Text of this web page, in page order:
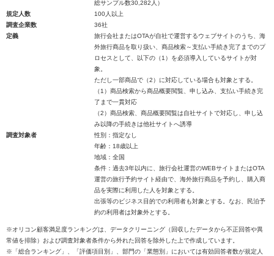
総サンプル数30,282人）
規定人数
100人以上
調査企業数
36社
定義
旅行会社またはOTAが自社で運営するウェブサイトのうち、海
外旅行商品を取り扱い、商品検索～支払い手続き完了までのプ
ロセスとして、以下の（1）を必須導入しているサイトが対
象。
ただし一部商品で（2）に対応している場合も対象とする。
（1）商品検索から商品概要閲覧、申し込み、支払い手続き完
了まで一貫対応
（2）商品検索、商品概要閲覧は自社サイトで対応し、申し込
み以降の手続きは他社サイトへ誘導
調査対象者
性別：指定なし
年齢：18歳以上
地域：全国
条件：過去3年以内に、旅行会社運営のWEBサイトまたはOTA
運営の旅行予約サイト経由で、海外旅行商品を予約し、購入商
品を実際に利用した人を対象とする。
出張等のビジネス目的での利用者も対象とする。なお、民泊予
約の利用者は対象外とする。
※オリコン顧客満足度ランキングは、データクリーニング（回収したデータから不正回答や異
常値を排除）および調査対象者条件から外れた回答を除外した上で作成しています。
※「総合ランキング」、「評価項目別」、部門の「業態別」においては有効回答者数が規定人